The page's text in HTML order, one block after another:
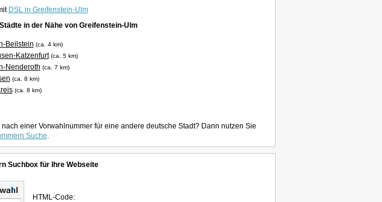
DSL in Greifenstein-Ulm
in der Nähe von Greifenstein-Ulm
Beilstein (ca. 4 km)
Katzenfurt (ca. 5 km)
Nenderoth (ca. 7 km)
(ca. 8 km)
(ca. 8 km)
einer Vorwahlnummer für eine andere deutsche Stadt? Dann nutzen Sie
Suche.
Suchbox für Ihre Webseite
HTML-Code: